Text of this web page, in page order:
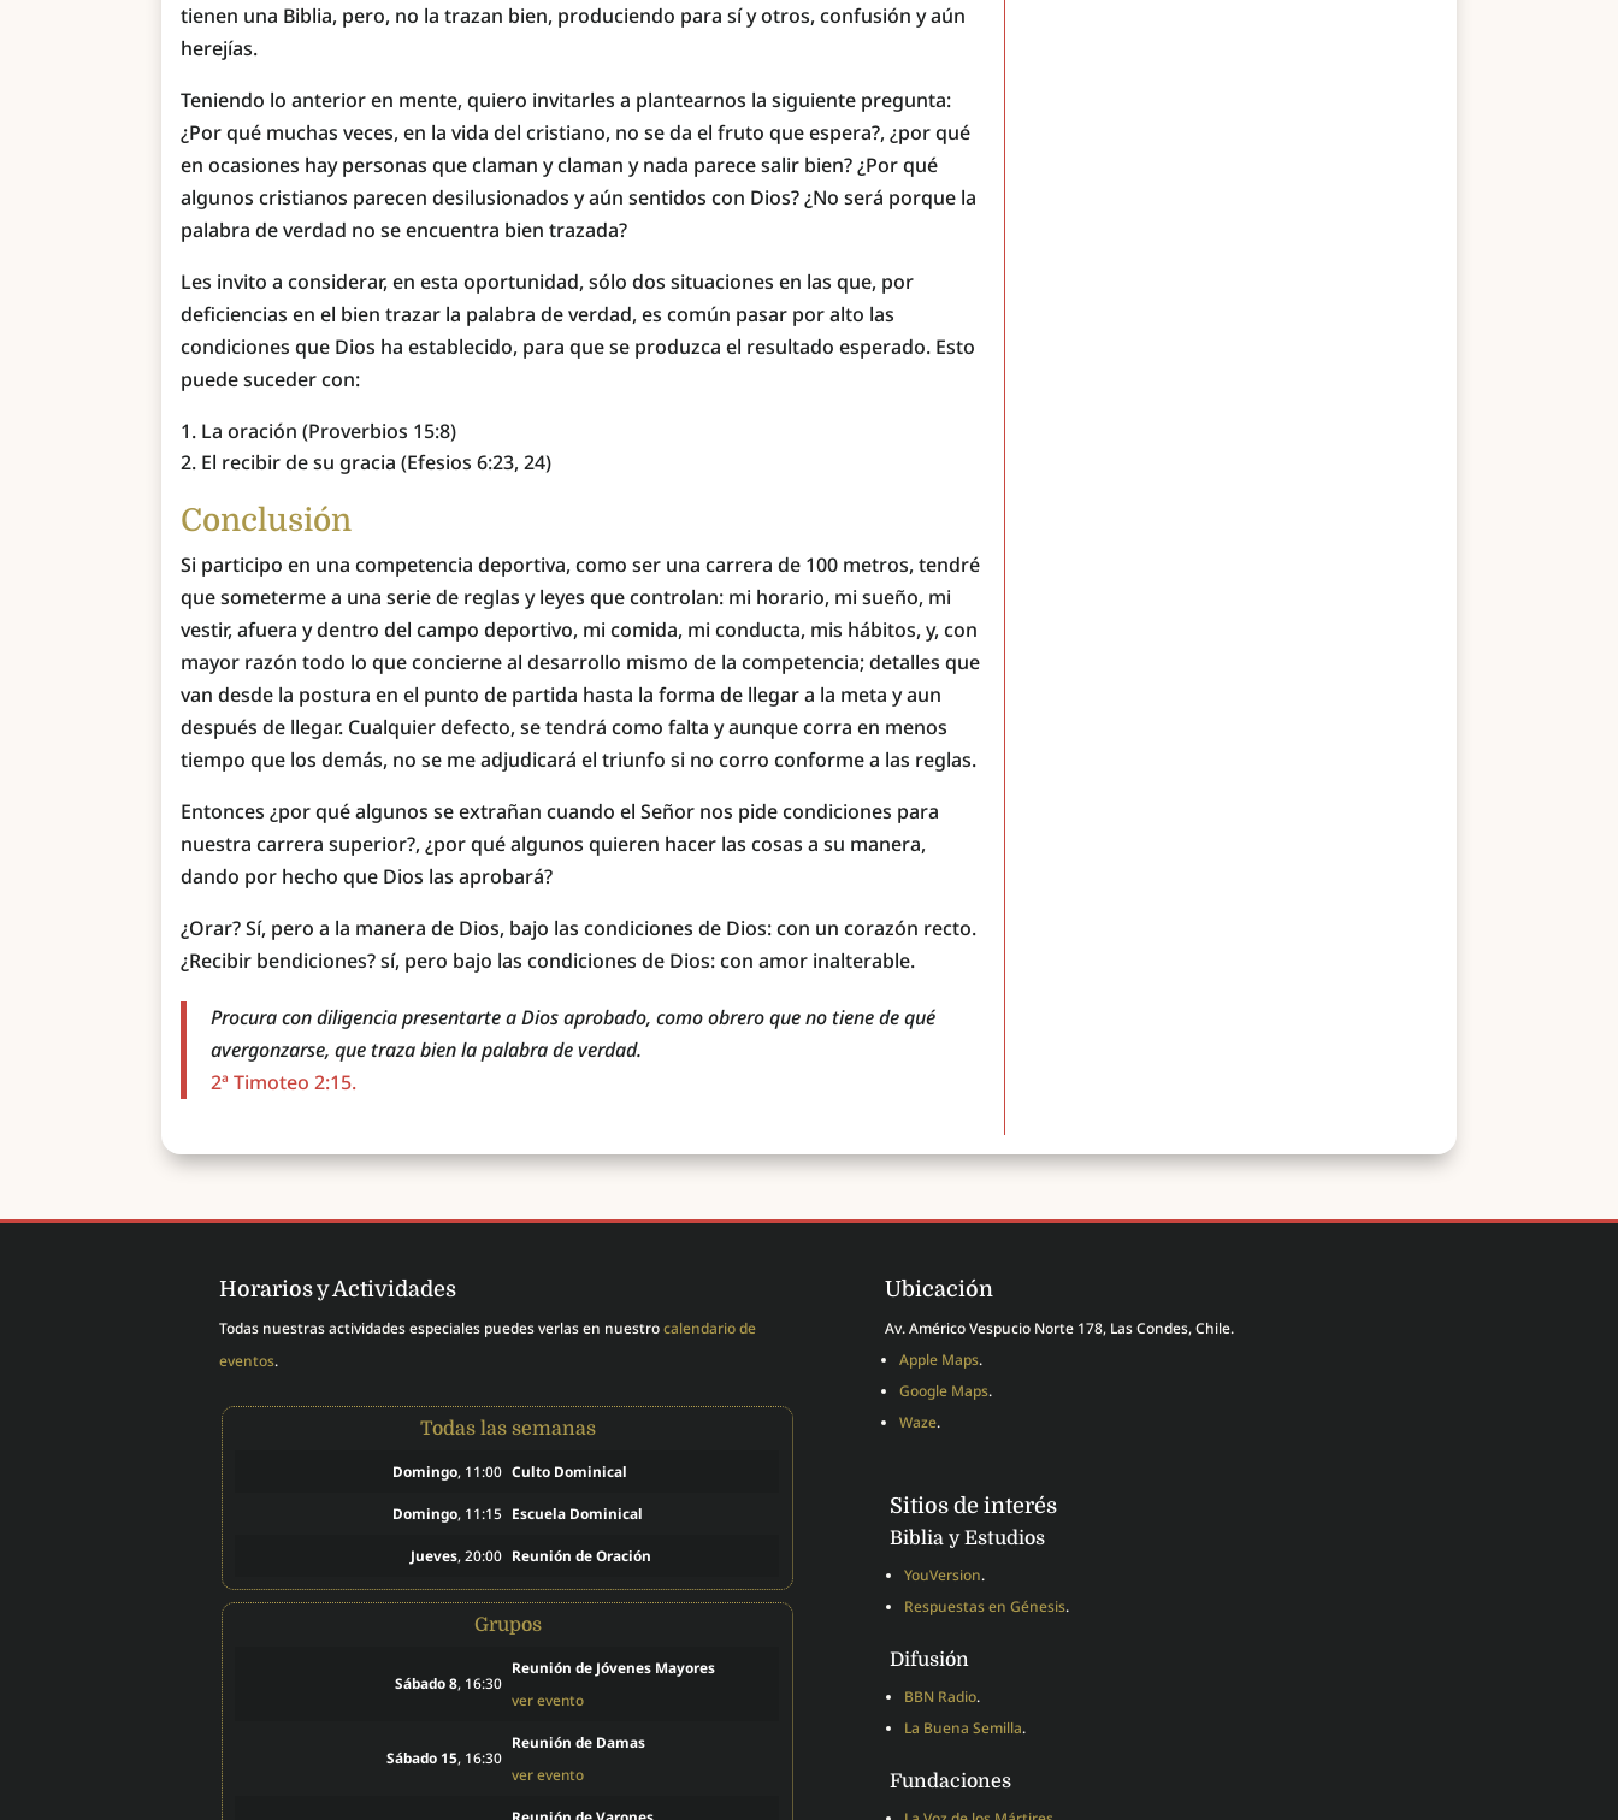
tienen una Biblia, pero, no la trazan bien, produciendo para sí y otros, confusión y aún
herejías.
Teniendo lo anterior en mente, quiero invitarles a plantearnos la siguiente pregunta:
¿Por qué muchas veces, en la vida del cristiano, no se da el fruto que espera?, ¿por qué
en ocasiones hay personas que claman y claman y nada parece salir bien? ¿Por qué
algunos cristianos parecen desilusionados y aún sentidos con Dios? ¿No será porque la
palabra de verdad no se encuentra bien trazada?
Les invito a considerar, en esta oportunidad, sólo dos situaciones en las que, por
deficiencias en el bien trazar la palabra de verdad, es común pasar por alto las
condiciones que Dios ha establecido, para que se produzca el resultado esperado. Esto
puede suceder con:
La oración (Proverbios 15:8)
El recibir de su gracia (Efesios 6:23, 24)
Conclusión
Si participo en una competencia deportiva, como ser una carrera de 100 metros, tendré
que someterme a una serie de reglas y leyes que controlan: mi horario, mi sueño, mi
vestir, afuera y dentro del campo deportivo, mi comida, mi conducta, mis hábitos, y, con
mayor razón todo lo que concierne al desarrollo mismo de la competencia; detalles que
van desde la postura en el punto de partida hasta la forma de llegar a la meta y aun
después de llegar. Cualquier defecto, se tendrá como falta y aunque corra en menos
tiempo que los demás, no se me adjudicará el triunfo si no corro conforme a las reglas.
Entonces ¿por qué algunos se extrañan cuando el Señor nos pide condiciones para
nuestra carrera superior?, ¿por qué algunos quieren hacer las cosas a su manera,
dando por hecho que Dios las aprobará?
¿Orar? Sí, pero a la manera de Dios, bajo las condiciones de Dios: con un corazón recto.
¿Recibir bendiciones? sí, pero bajo las condiciones de Dios: con amor inalterable.
Procura con diligencia presentarte a Dios aprobado, como obrero que no tiene de qué
avergonzarse, que traza bien la palabra de verdad.
2ª Timoteo 2:15.
Horarios y Actividades
Todas nuestras actividades especiales puedes verlas en nuestrocalendario de
eventos.
Todas las semanas
Domingo, 11:00 Culto Dominical
Domingo, 11:15 Escuela Dominical
Jueves, 20:00 Reunión de Oración
Grupos
Sábado 8, 16:30
Reunión de Jóvenes Mayores
ver evento
Sábado 15, 16:30
Reunión de Damas
ver evento
Ubicación
Av. Américo Vespucio Norte 178, Las Condes, Chile.
Apple Maps.
Google Maps.
Waze.
Sitios de interés
Biblia y Estudios
YouVersion.
Respuestas en Génesis.
Difusión
BBN Radio.
La Buena Semilla.
Fundaciones